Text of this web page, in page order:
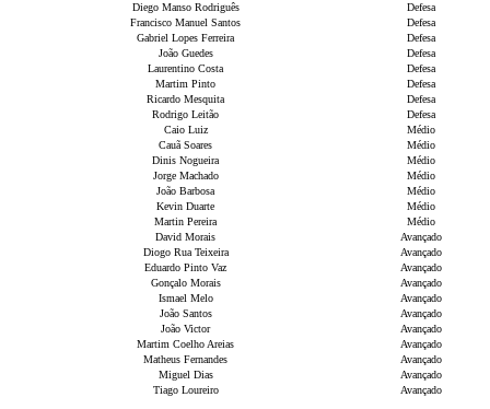
Diego Manso Rodriguês
Defesa
Francisco Manuel Santos
Defesa
Gabriel Lopes Ferreira
Defesa
João Guedes
Defesa
Laurentino Costa
Defesa
Martim Pinto
Defesa
Ricardo Mesquita
Defesa
Rodrigo Leitão
Defesa
Caio Luiz
Médio
Cauã Soares
Médio
Dinis Nogueira
Médio
Jorge Machado
Médio
João Barbosa
Médio
Kevin Duarte
Médio
Martin Pereira
Médio
David Morais
Avançado
Diogo Rua Teixeira
Avançado
Eduardo Pinto Vaz
Avançado
Gonçalo Morais
Avançado
Ismael Melo
Avançado
João Santos
Avançado
João Victor
Avançado
Martim Coelho Areias
Avançado
Matheus Fernandes
Avançado
Miguel Dias
Avançado
Tiago Loureiro
Avançado